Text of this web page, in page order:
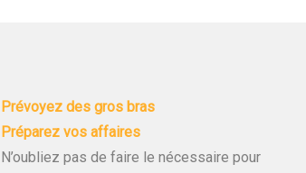
Prévoyez des gros bras
Préparez vos affaires
N’oubliez pas de faire le nécessaire pour